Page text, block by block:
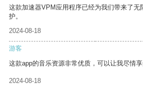
这款加速器VPM应用程序已经为我们带来了无
护。
2024-08-18
游客
这款app的音乐资源非常优质，可以让我尽情享
2024-08-18